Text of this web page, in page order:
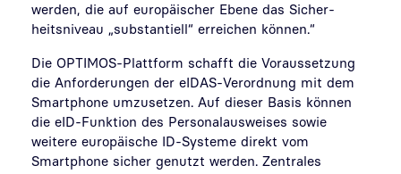
werden, die auf europäischer Ebene das Sicher­
heitsniveau „substantiell“ erreichen können.“
Die OPTIMOS-Plattform schafft die Voraussetzung
die Anforderungen der eIDAS-Verordnung mit dem
Smartphone umzusetzen. Auf dieser Basis können
die eID-Funktion des Personalausweises sowie
weitere europäische ID-Systeme direkt vom
Smartphone sicher genutzt werden. Zentrales